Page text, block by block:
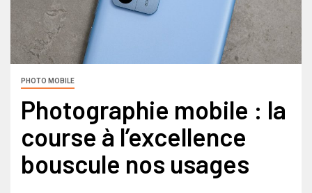
PHOTO MOBILE
Photographie mobile : la
course à l’excellence
bouscule nos usages